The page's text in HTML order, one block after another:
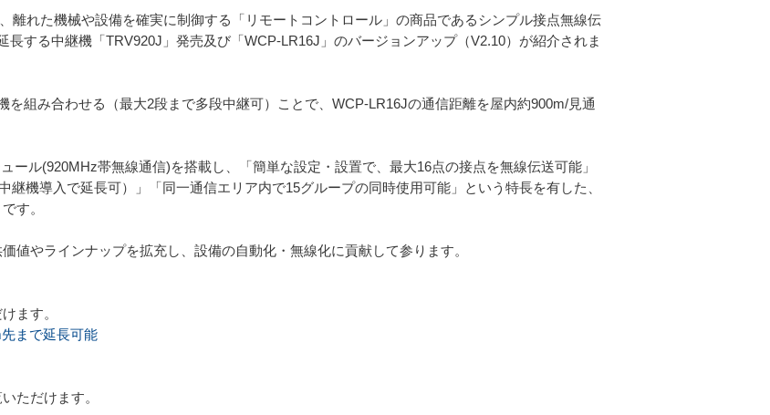
離れた機械や設備を確実に制御する「リモートコントロール」の商品であるシンプル接点無線伝
する中継機「TRV920J」発売及び「WCP-LR16J」のバージョンアップ（V2.10）が紹介されま
を組み合わせる（最大2段まで多段中継可）ことで、WCP-LR16Jの通信距離を屋内約900m/見通
ール(920MHz帯無線通信)を搭載し、「簡単な設定・設置で、最大16点の接点を無線伝送可能」
継機導入で延長可）」「同一通信エリア内で15グループの同時使用可能」という特長を有した、
す。
値やラインナップを拡充し、設備の自動化・無線化に貢献して参ります。
ます。
まで延長可能
ただけます。